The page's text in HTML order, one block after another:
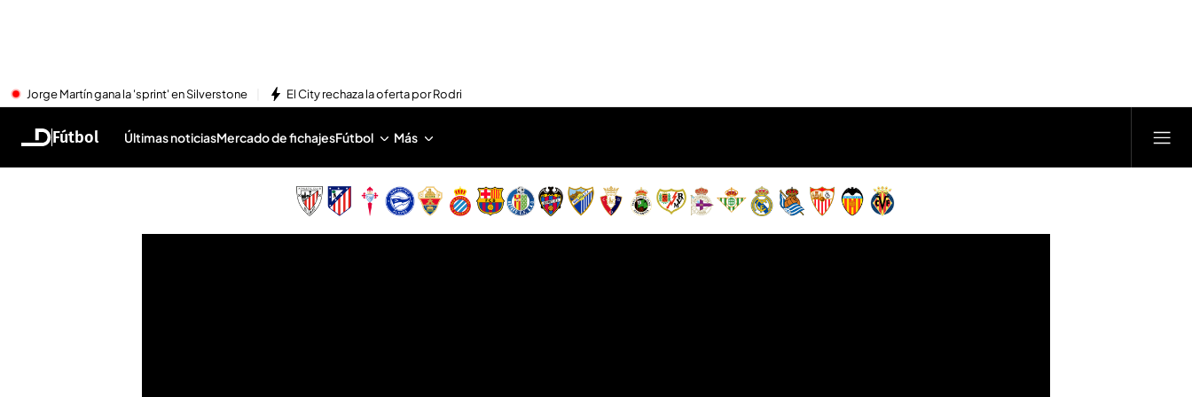
Jorge Martín gana la 'sprint' en Silverstone El City rechaza la oferta por Rodri
Fútbol Últimas noticiasMercado de fichajesFútbol Más